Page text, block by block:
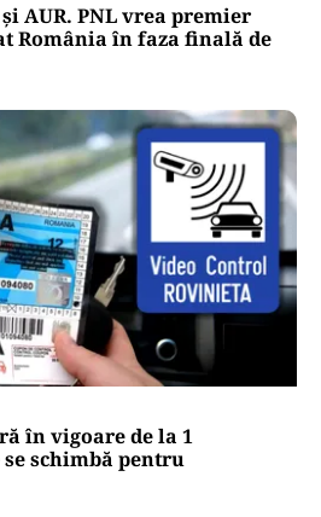
AUR. PNL vrea premier
România în faza finală de
în vigoare de la 1
se schimbă pentru